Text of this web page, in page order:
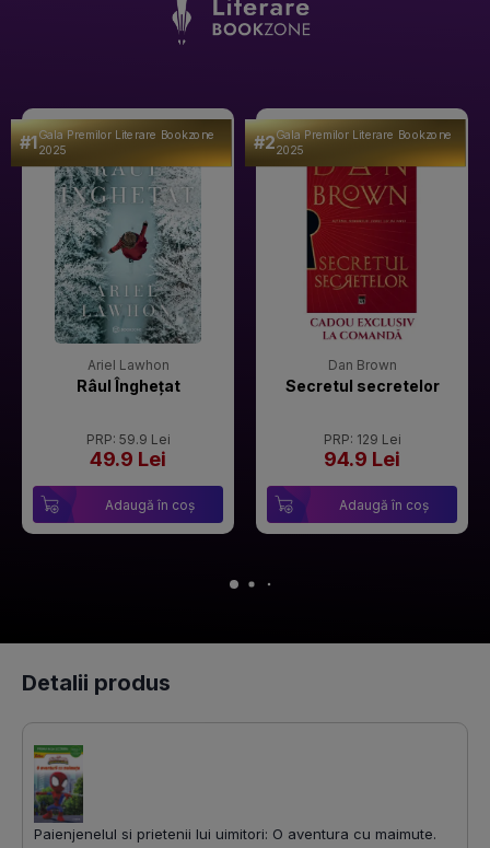
#1Gala Premilor Literare Bookzone
2025
Ariel Lawhon
Râul Înghețat
PRP: 59.9 Lei
49.9 Lei
Adaugă în coș
#2Gala Premilor Literare Bookzone
2025
Dan Brown
Secretul secretelor
PRP: 129 Lei
94.9 Lei
Adaugă în coș
Detalii produs
Paienjenelul si prietenii lui uimitori: O aventura cu maimute.